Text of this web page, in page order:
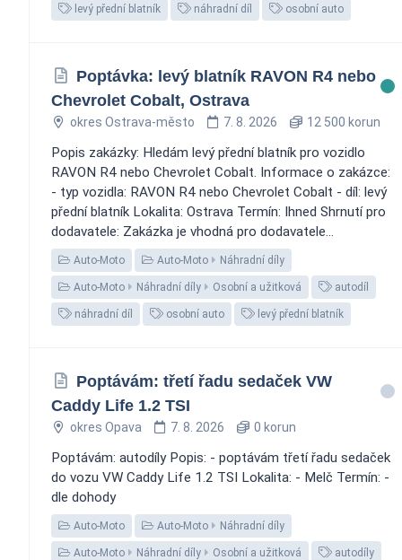
levý přední blatník náhradní díl osobní auto
Poptávka: levý blatník RAVON R4 nebo
Chevrolet Cobalt, Ostrava
okres Ostrava-město 7. 8. 2026 12 500 korun
Popis zakázky: Hledám levý přední blatník pro vozidlo
RAVON R4 nebo Chevrolet Cobalt. Informace o zakázce:
- typ vozidla: RAVON R4 nebo Chevrolet Cobalt - díl: levý
přední blatník Lokalita: Ostrava Termín: Ihned Shrnutí pro
dodavatele: Zakázka je vhodná pro dodavatele...
Auto-Moto Auto-Moto Náhradní díly
Auto-Moto Náhradní díly Osobní a užitková autodíl
náhradní díl osobní auto levý přední blatník
Poptávám: třetí řadu sedaček VW
Caddy Life 1.2 TSI
okres Opava 7. 8. 2026 0 korun
Poptávám: autodíly Popis: - poptávám třetí řadu sedaček
do vozu VW Caddy Life 1.2 TSI Lokalita: - Melč Termín: -
dle dohody
Auto-Moto Auto-Moto Náhradní díly
Auto-Moto Náhradní díly Osobní a užitková autodíly